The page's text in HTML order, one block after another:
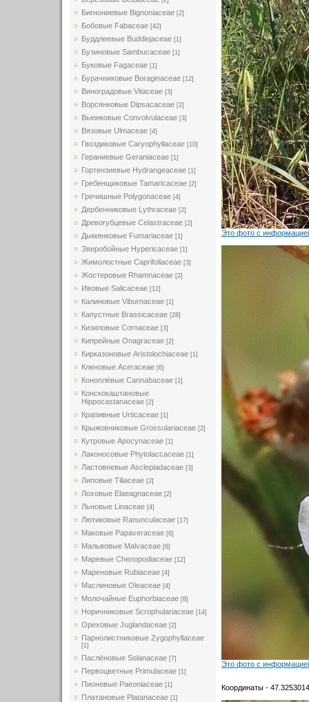
Бигнониевые Bignoniaceae [2]
Бобовые Fabaceae [42]
Буддлеевые Buddlejaceae [1]
Бузиновые Sambucaceae [1]
Буковые Fagaceae [1]
Бурачниковые Boraginaceae [12]
Виноградовые Vitaceae [3]
Ворсянковые Dipsacaceae [2]
Вьюнковые Convolvulaceae [3]
Вязовые Ulmaceae [4]
Гвоздиковые Caryophyllaceae [10]
Гераниевые Geraniaceae [1]
Гортензиевые Hydrangeaceae [1]
Гребенщиковые Tamaricaceae [2]
Гречишные Polygonaceae [4]
Дербенниковые Lythraceae [2]
Древогубцевые Celastraceae [2]
Дымянковые Fumariaceae [1]
Зверобойные Hypericaceae [1]
Жимолостные Caprifoliaceae [3]
Жостеровые Rhamnaceae [2]
Ивовые Salicaceae [12]
Калиновые Viburnaceae [1]
Капустные Brassicaceae [28]
Кизиловые Cornaceae [3]
Кипрейные Onagraceae [2]
Кирказоновые Aristolochiaceae [1]
Кленовые Aceraceae [6]
Коноплёвые Cannabaceae [1]
Конскокаштановые
Hippocastanaceae [2]
Крапивные Urticaceae [1]
Крыжовниковые Grossulariaceae [2]
Кутровые Apocynaceae [1]
Лаконосовые Phytolaccaceae [1]
Ластовневые Asclepiadaceae [3]
Липовые Tiliaceae [2]
Лоховые Elaeagnaceae [2]
Льновые Linaceae [4]
Лютиковые Ranunculaceae [17]
Маковые Papaveraceae [6]
Мальвовые Malvaceae [6]
Маревые Chenopodiaceae [12]
Мареновые Rubiaceae [4]
Маслиновые Oleaceae [4]
Молочайные Euphorbiaceae [8]
Норичниковые Scrophulariaceae [14]
Ореховые Juglandaceae [2]
Парнолистниковые Zygophyllaceae
[1]
Паслёновые Solanaceae [7]
Первоцветные Primulaceae [1]
Пионовые Paeoniaceae [1]
Платановые Platanaceae [1]
Это фото с
Это фото с
Координаты -